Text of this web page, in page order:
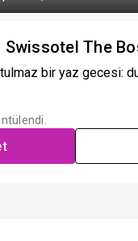
Swissotel The
bir yaz gecesi: